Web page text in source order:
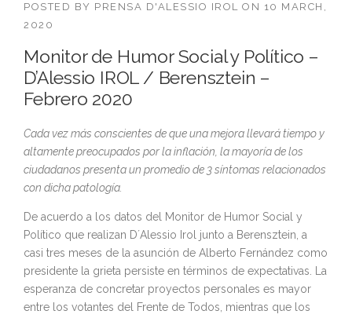
POSTED BY PRENSA D'ALESSIO IROL ON 10 MARCH,
2020
Monitor de Humor Social y Político –
D’Alessio IROL / Berensztein –
Febrero 2020
Cada vez más conscientes de que una mejora llevará tiempo y
altamente preocupados por la inflación, la mayoría de los
ciudadanos presenta un promedio de 3 síntomas relacionados
con dicha patología.
De acuerdo a los datos del Monitor de Humor Social y
Político que realizan D´Alessio Irol junto a Berensztein, a
casi tres meses de la asunción de Alberto Fernández como
presidente la grieta persiste en términos de expectativas. La
esperanza de concretar proyectos personales es mayor
entre los votantes del Frente de Todos, mientras que los